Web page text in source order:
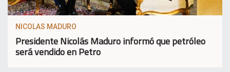
NICOLAS MADURO
Presidente Nicolás Maduro informó que petróleo
será vendido en Petro